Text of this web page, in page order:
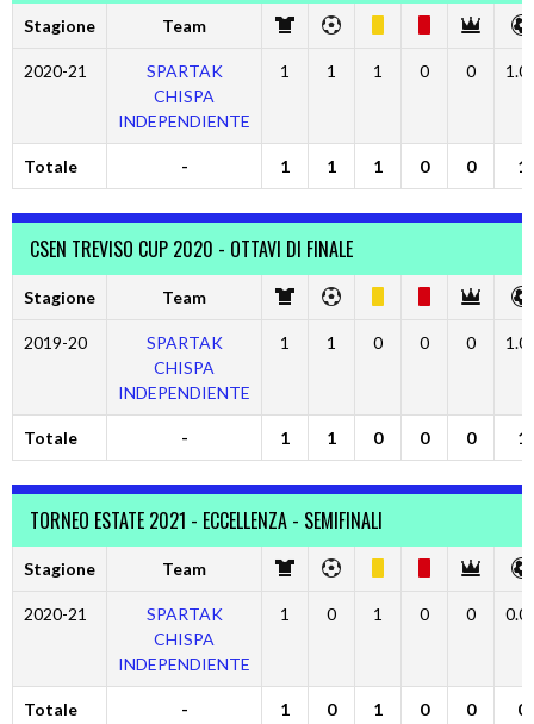
Stagione Team
2020-21
SPARTAK
CHISPA
INDEPENDIENTE
1 1 1 0 0
Totale - 1 1 1 0 0 1
CSEN TREVISO CUP 2020 - OTTAVI DI FINALE
Stagione Team
2019-20
SPARTAK
CHISPA
INDEPENDIENTE
1 1 0 0 0
Totale - 1 1 0 0 0 1
TORNEO ESTATE 2021 - ECCELLENZA - SEMIFINALI
Stagione Team
2020-21
SPARTAK
CHISPA
INDEPENDIENTE
1 0 1 0 0
Totale - 1 0 1 0 0 0